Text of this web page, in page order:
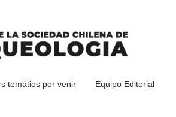
temátios por venir Equipo Editorial